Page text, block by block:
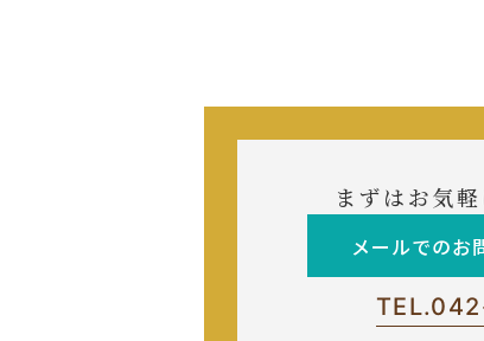
まずはお気
メールでのお
TEL.